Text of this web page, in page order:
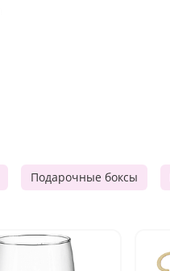
Подарочные боксы